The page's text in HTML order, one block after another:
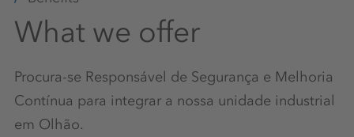
What we offer
Procura-se Responsável de Segurança e Melhoria
Contínua para integrar a nossa unidade industrial
em Olhão.